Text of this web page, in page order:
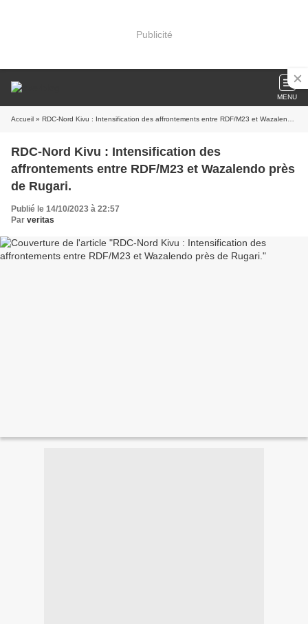
Publicité
MENU
Accueil » RDC-Nord Kivu : Intensification des affrontements entre RDF/M23 et Wazalendo près de Rugari.
RDC-Nord Kivu : Intensification des
affrontements entre RDF/M23 et Wazalendo près
de Rugari.
Publié le 14/10/2023 à 22:57
Par veritas